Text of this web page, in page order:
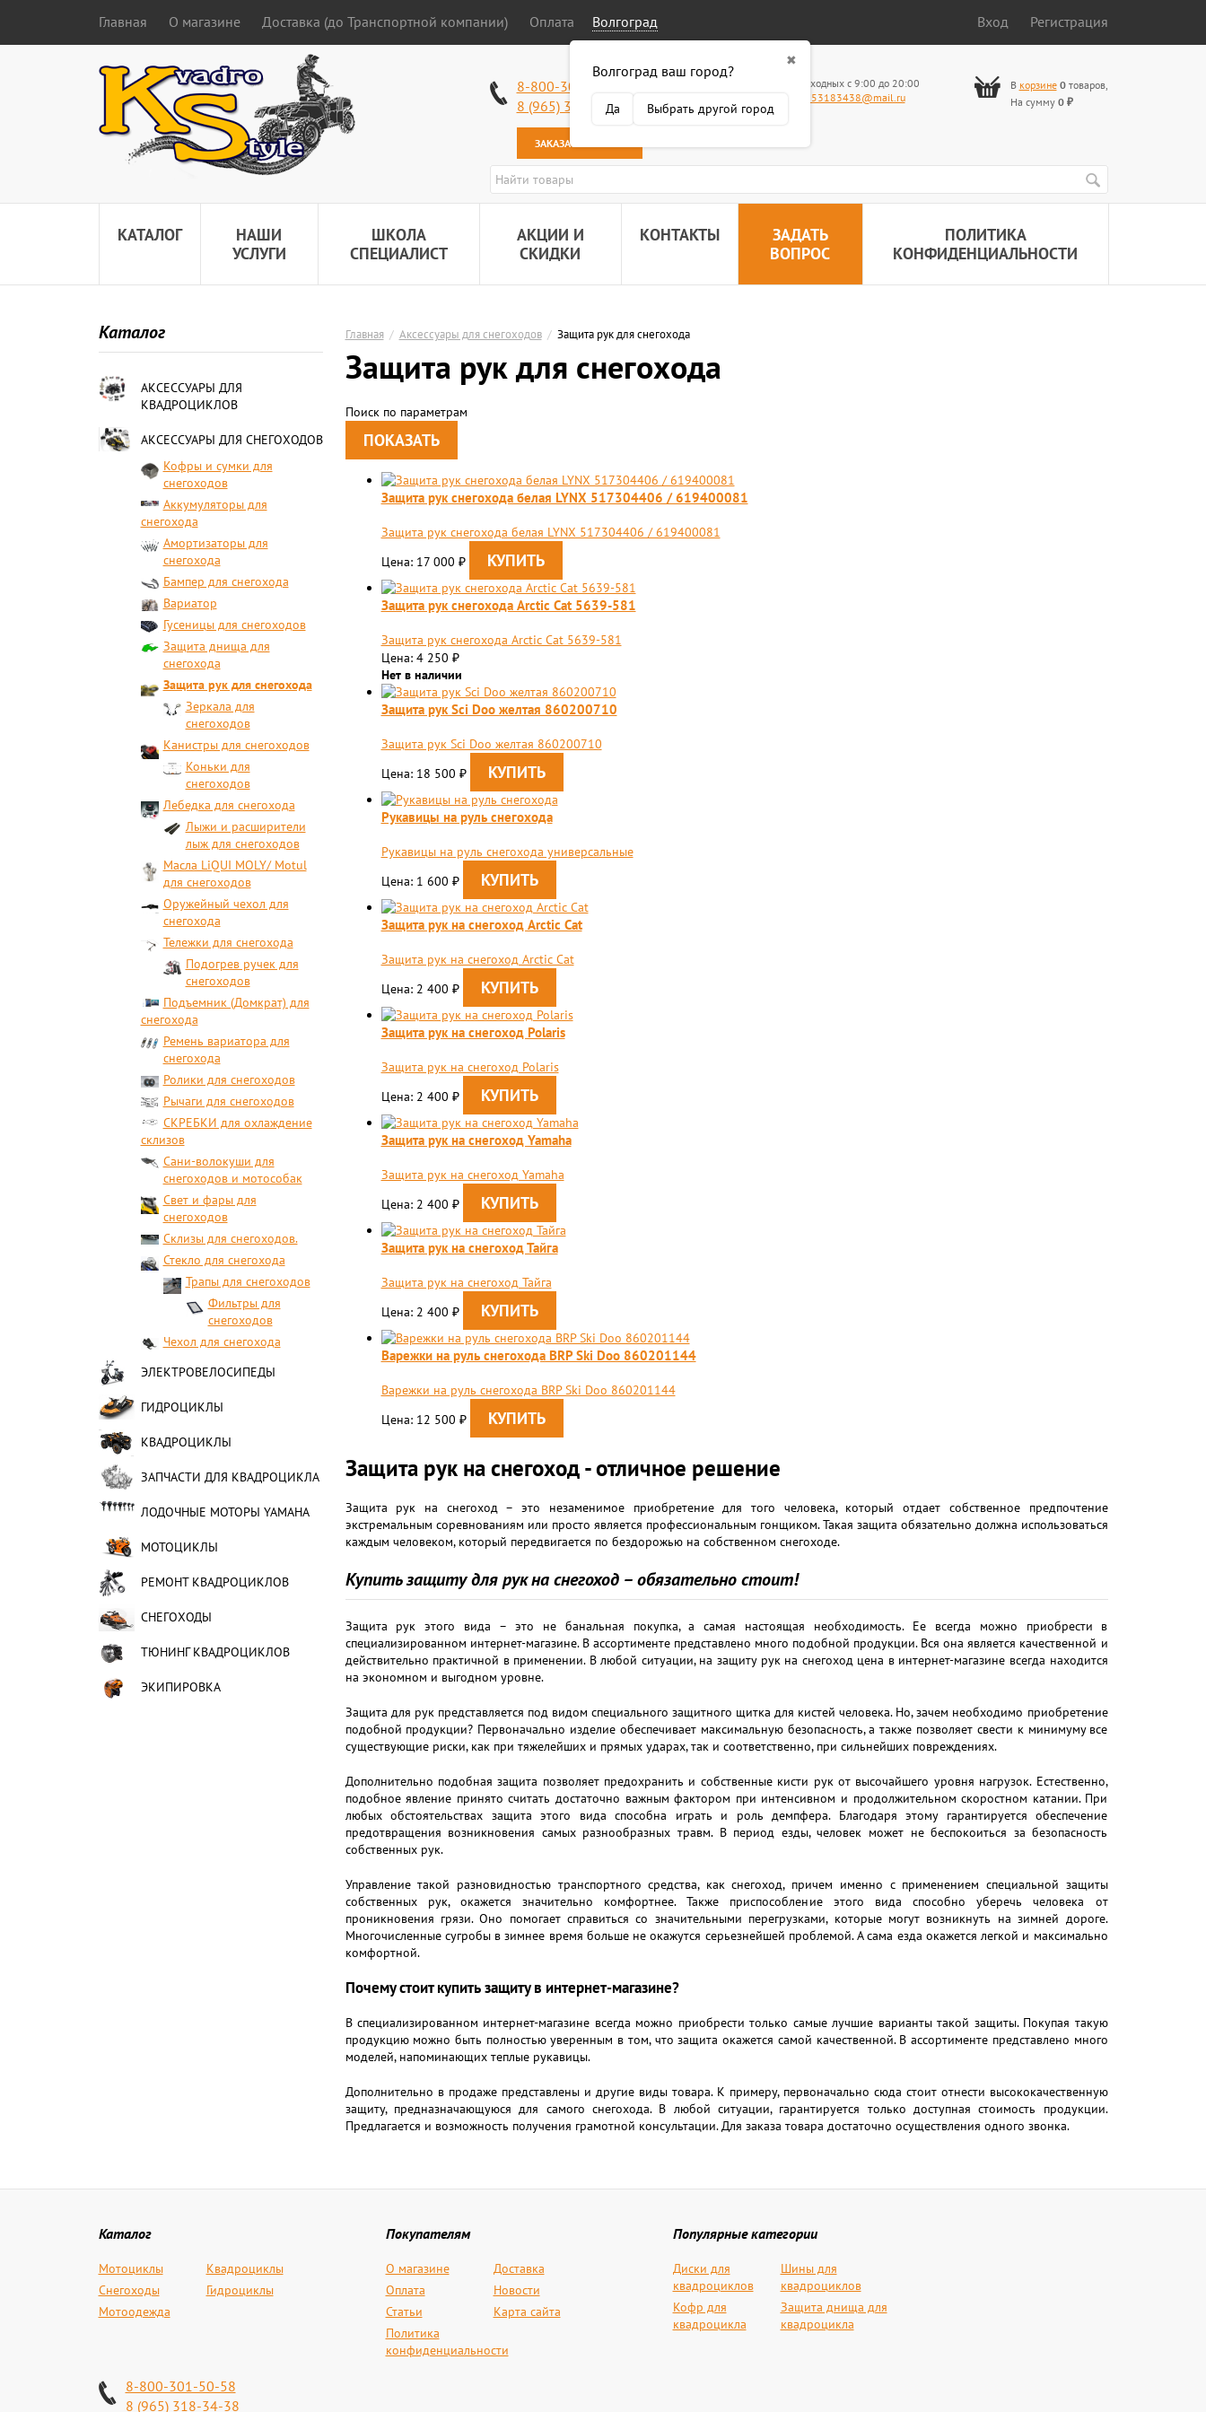
Главная О магазине Доставка (до Транспортной компании) Оплата Волгоград
✖
Волгоград ваш город?
Да Выбрать другой город
Вход Регистрация
8-800-301-50-58
8 (965) 318-34-38
ЗАКАЗАТЬ ЗВОНОК
Работаем без выходных с 9:00 до 20:00
89653183438@mail.ru
В корзине 0товаров,
На сумму 0 ₽
КАТАЛОГ
НАШИ
УСЛУГИ
ШКОЛА
СПЕЦИАЛИСТ
АКЦИИ И
СКИДКИ
КОНТАКТЫ
ЗАДАТЬ
ВОПРОС
ПОЛИТИКА
КОНФИДЕНЦИАЛЬНОСТИ
Каталог
АКСЕССУАРЫ ДЛЯ
КВАДРОЦИКЛОВ
АКСЕССУАРЫ ДЛЯ СНЕГОХОДОВ
Кофры и сумки для
снегоходов
Аккумуляторы для
снегохода
Амортизаторы для
снегохода
Бампер для снегохода
Вариатор
Гусеницы для снегоходов
Защита днища для
снегохода
Защита рук для снегохода
Зеркала для
снегоходов
Канистры для снегоходов
Коньки для
снегоходов
Лебедка для снегохода
Лыжи и расширители
лыж для снегоходов
Масла LiQUI MOLY/ Motul
для снегоходов
Оружейный чехол для
снегохода
Тележки для снегохода
Подогрев ручек для
снегоходов
Подъемник (Домкрат) для
снегохода
Ремень вариатора для
снегохода
Ролики для снегоходов
Рычаги для снегоходов
СКРЕБКИ для охлаждение
склизов
Сани-волокуши для
снегоходов и мотособак
Свет и фары для
снегоходов
Склизы для снегоходов.
Стекло для снегохода
Трапы для снегоходов
Фильтры для
снегоходов
Чехол для снегохода
ЭЛЕКТРОВЕЛОСИПЕДЫ
ГИДРОЦИКЛЫ
КВАДРОЦИКЛЫ
ЗАПЧАСТИ ДЛЯ КВАДРОЦИКЛА
ЛОДОЧНЫЕ МОТОРЫ YAMAHA
МОТОЦИКЛЫ
РЕМОНТ КВАДРОЦИКЛОВ
СНЕГОХОДЫ
ТЮНИНГ КВАДРОЦИКЛОВ
ЭКИПИРОВКА
Главная / Аксессуары для снегоходов / Защита рук для снегохода
Защита рук для снегохода
Поиск по параметрам
Защита рук снегохода белая LYNX 517304406 / 619400081
Защита рук снегохода белая LYNX 517304406 / 619400081
Цена: 17 000 ₽
Защита рук снегохода Arctic Cat 5639-581
Защита рук снегохода Arctic Cat 5639-581
Цена: 4 250 ₽
Нет в наличии
Защита рук Sci Doo желтая 860200710
Защита рук Sci Doo желтая 860200710
Цена: 18 500 ₽
Рукавицы на руль снегохода
Рукавицы на руль снегохода универсальные
Цена: 1 600 ₽
Защита рук на снегоход Arctic Cat
Защита рук на снегоход Arctic Cat
Цена: 2 400 ₽
Защита рук на снегоход Polaris
Защита рук на снегоход Polaris
Цена: 2 400 ₽
Защита рук на снегоход Yamaha
Защита рук на снегоход Yamaha
Цена: 2 400 ₽
Защита рук на снегоход Тайга
Защита рук на снегоход Тайга
Цена: 2 400 ₽
Варежки на руль снегохода BRP Ski Doo 860201144
Варежки на руль снегохода BRP Ski Doo 860201144
Цена: 12 500 ₽
Защита рук на снегоход - отличное решение
Защита рук на снегоход – это незаменимое приобретение для того человека, который отдает собственное предпочтение
экстремальным соревнованиям или просто является профессиональным гонщиком. Такая защита обязательно должна использоваться
каждым человеком, который передвигается по бездорожью на собственном снегоходе.
Купить защиту для рук на снегоход – обязательно стоит!
Защита рук этого вида – это не банальная покупка, а самая настоящая необходимость. Ее всегда можно приобрести в
специализированном интернет-магазине. В ассортименте представлено много подобной продукции. Вся она является качественной и
действительно практичной в применении. В любой ситуации, на защиту рук на снегоход цена в интернет-магазине всегда находится
на экономном и выгодном уровне.
Защита для рук представляется под видом специального защитного щитка для кистей человека. Но, зачем необходимо приобретение
подобной продукции? Первоначально изделие обеспечивает максимальную безопасность, а также позволяет свести к минимуму все
существующие риски, как при тяжелейших и прямых ударах, так и соответственно, при сильнейших повреждениях.
Дополнительно подобная защита позволяет предохранить и собственные кисти рук от высочайшего уровня нагрузок. Естественно,
подобное явление принято считать достаточно важным фактором при интенсивном и продолжительном скоростном катании. При
любых обстоятельствах защита этого вида способна играть и роль демпфера. Благодаря этому гарантируется обеспечение
предотвращения возникновения самых разнообразных травм. В период езды, человек может не беспокоиться за безопасность
собственных рук.
Управление такой разновидностью транспортного средства, как снегоход, причем именно с применением специальной защиты
собственных рук, окажется значительно комфортнее. Также приспособление этого вида способно уберечь человека от
проникновения грязи. Оно помогает справиться со значительными перегрузками, которые могут возникнуть на зимней дороге.
Многочисленные сугробы в зимнее время больше не окажутся серьезнейшей проблемой. А сама езда окажется легкой и максимально
комфортной.
Почему стоит купить защиту в интернет-магазине?
В специализированном интернет-магазине всегда можно приобрести только самые лучшие варианты такой защиты. Покупая такую
продукцию можно быть полностью уверенным в том, что защита окажется самой качественной. В ассортименте представлено много
моделей, напоминающих теплые рукавицы.
Дополнительно в продаже представлены и другие виды товара. К примеру, первоначально сюда стоит отнести высококачественную
защиту, предназначающуюся для самого снегохода. В любой ситуации, гарантируется только доступная стоимость продукции.
Предлагается и возможность получения грамотной консультации. Для заказа товара достаточно осуществления одного звонка.
Каталог
Мотоциклы
Квадроциклы
Снегоходы
Гидроциклы
Мотоодежда
Покупателям
О магазине
Доставка
Оплата
Новости
Статьи
Карта сайта
Политика
конфиденциальности
Популярные категории
Диски для
квадроциклов
Шины для
квадроциклов
Кофр для
квадроцикла
Защита днища для
квадроцикла
8-800-301-50-58
8 (965) 318-34-38